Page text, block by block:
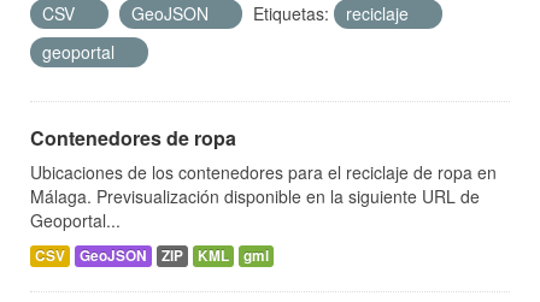
CSV
GeoJSON Etiquetas:
reciclaje
geoportal
Contenedores de ropa
Ubicaciones de los contenedores para el reciclaje de ropa en
Málaga. Previsualización disponible en la siguiente URL de
Geoportal...
CSV GeoJSON ZIP KML gml